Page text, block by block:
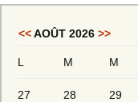
<<AOÛT 2026 >>
L M M
27 28 29